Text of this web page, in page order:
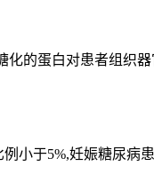
的蛋白对患者组织
小于5%,妊娠糖尿病